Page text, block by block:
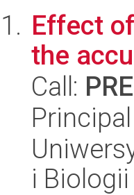
Effect
the
Call:
i